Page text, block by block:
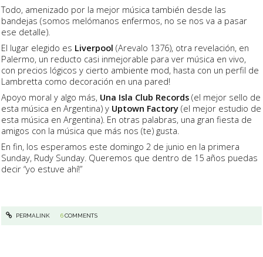
Todo, amenizado por la mejor música también desde las
bandejas (somos melómanos enfermos, no se nos va a pasar
ese detalle).
El lugar elegido es Liverpool (Arevalo 1376), otra revelación, en
Palermo, un reducto casi inmejorable para ver música en vivo,
con precios lógicos y cierto ambiente mod, hasta con un perfil de
Lambretta como decoración en una pared!
Apoyo moral y algo más, Una Isla Club Records (el mejor sello de
esta música en Argentina) y Uptown Factory (el mejor estudio de
esta música en Argentina). En otras palabras, una gran fiesta de
amigos con la música que más nos (te) gusta.
En fin, los esperamos este domingo 2 de junio en la primera
Sunday, Rudy Sunday. Queremos que dentro de 15 años puedas
decir “yo estuve ahí!”
PERMALINK 6COMMENTS